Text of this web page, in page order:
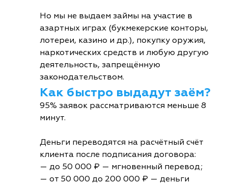
Но мы не выдаем займы на участие в
азартных играх (букмекерские конторы,
лотереи, казино и др.), покупку оружия,
наркотических средств и любую другую
деятельность, запрещённую
законодательством.
Как быстро выдадут заём?
95% заявок рассматриваются меньше 8
минут.
Деньги переводятся на расчётный счёт
клиента после подписания договора:
— до 50 000 ₽ — мгновенный перевод;
— от 50 000 до 200 000 ₽ — деньги